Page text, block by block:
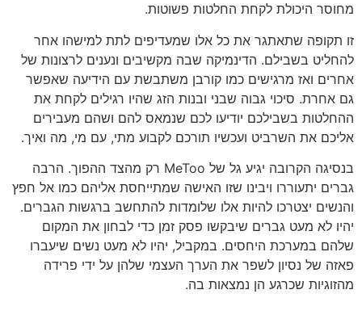
מחוסר היכולת לקחת החלטות פשוטות.
זו תקופה שתאתגר את כל אלו שמעדיפים לתת למישהו אחר
להחליט בשבילם. הדינמיקה שבה מקשיבים ונענים לרצונות של
אחרים ואז מרגישים כמו קורבן משתבשת עם הידיעה שאפשר
גם אחרת. סיכוי גבוה שבני ובנות הזג שהיו רגילים לקחת את
ההחלטות בשבילכם יודיעו לכם שנמאס להם ושהם מעבירים
אליכם את השרביט ועכשיו תורכם לקבוע מתי, עם מי, מה ואיך.
בנסיגה הקרובה יגיע גל של MeToo רק מהצד ההפוך. הרבה
גברים יתעוררו ויבינו שזו האישה שמתייחסת אליהם כמו אל חפץ
והנשים יצטרכו להיות אלו שלומדות להתחשב ברגשות הגברים.
יהיו לא מעט גברים שיבקשו פסק זמן כדי לבחון את המקום
שלהם במערכת היחסים. במקביל, יהיו לא מעט נשים שיעברו
פאזה של נסיון לשפר את הערך העצמי שלהן על ידי פרידה
מהזוגיות שכרגע הן נמצאות בה.